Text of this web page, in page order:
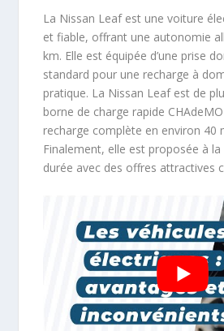
La Nissan Leaf est une voiture
et fiable, offrant une autonomie
km. Elle est équipée d’une prise
standard pour une recharge à
pratique. La Nissan Leaf est de
borne de charge rapide
recharge complète en environ 40
Finalement, elle est proposée à
durée avec des offres attractives